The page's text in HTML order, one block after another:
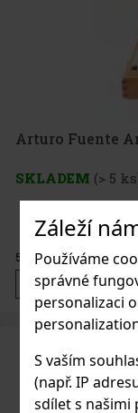
Záleží
Používáme
správné
personalizaci
S vaším
(např. IP
sdílet s našimi
Arturo Fuente
SKLADEM (> 5
558Kč bez DPH